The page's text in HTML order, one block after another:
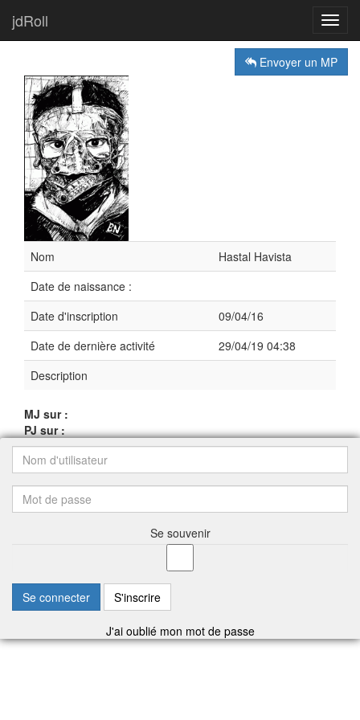
jdRoll
Envoyer un MP
Nom
Hastal Havista
Date de naissance :
Date d'inscription
09/04/16
Date de dernière activité
29/04/19 04:38
Description
MJ sur :
PJ sur :
Se souvenir
Se connecter S'inscrire
J'ai oublié mon mot de passe